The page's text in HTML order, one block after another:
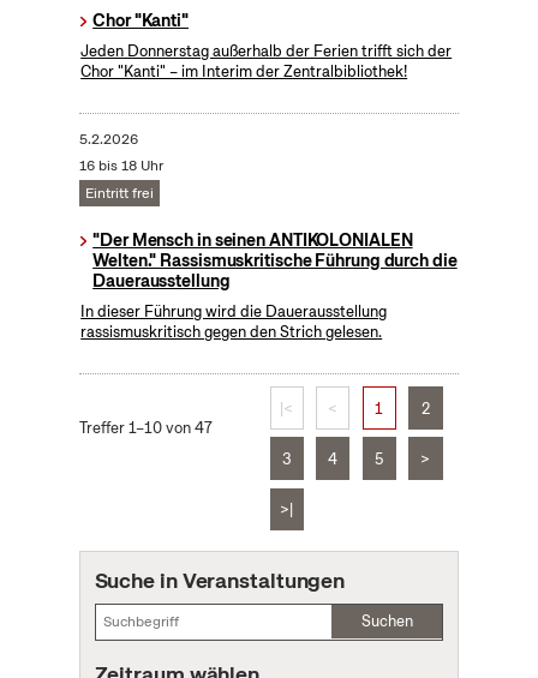
Chor "Kanti"
Jeden Donnerstag außerhalb der Ferien trifft sich der
Chor "Kanti" – im Interim der Zentralbibliothek!
5.2.2026
16 bis 18 Uhr
Eintritt frei
"Der Mensch in seinen ANTIKOLONIALEN
Welten." Rassismuskritische Führung durch die
Dauerausstellung
In dieser Führung wird die Dauerausstellung
rassismuskritisch gegen den Strich gelesen.
Treffer 1–10 von 47
|< < 1 2
3 4 5 >
>|
Suche in Veranstaltungen
Suchen